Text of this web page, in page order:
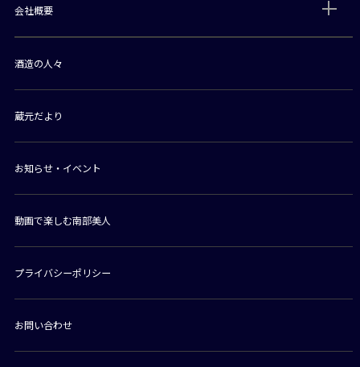
会社概要
酒造の人々
蔵元だより
お知らせ・イベント
動画で楽しむ南部美人
プライバシーポリシー
お問い合わせ